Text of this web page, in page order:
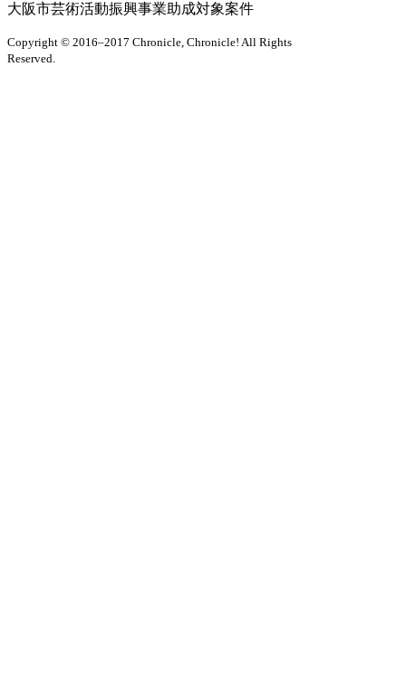
大阪市芸術活動振興事業助成対象案件
Copyright © 2016–2017 Chronicle, Chronicle! All Rights
Reserved.